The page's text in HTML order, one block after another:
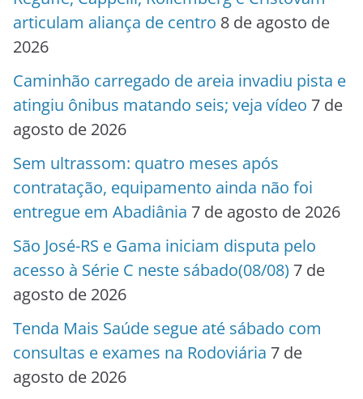
articulam aliança de centro 8 de agosto de
2026
Caminhão carregado de areia invadiu pista e
atingiu ônibus matando seis; veja vídeo 7 de
agosto de 2026
Sem ultrassom: quatro meses após
contratação, equipamento ainda não foi
entregue em Abadiânia 7 de agosto de 2026
São José-RS e Gama iniciam disputa pelo
acesso à Série C neste sábado(08/08) 7 de
agosto de 2026
Tenda Mais Saúde segue até sábado com
consultas e exames na Rodoviária 7 de
agosto de 2026